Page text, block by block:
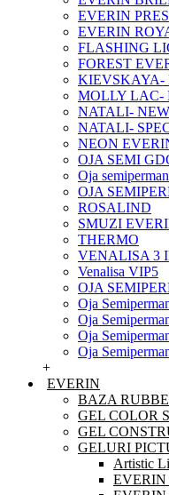
EVERIN
EVERIN
FLASHING
FOREST
KIEVSKAYA-
MOLLY LAC-
NATALI- NEW
NATALI-
NEON
OJA SEMI
Oja
OJA
ROSALIND
SMUZI
THERMO
VENALISA 3
Venalisa VIP5
OJA
Oja
Oja
Oja
Oja
+
EVERIN
BAZA
GEL COLOR
GEL
GELURI
Artistic